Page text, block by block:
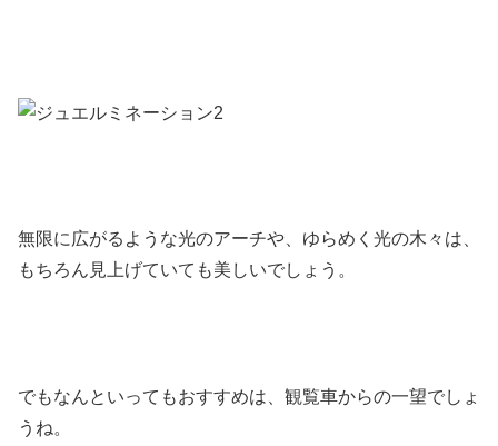
無限に広がるような光のアーチや、ゆらめく光の木々は、
もちろん見上げていても美しいでしょう。
でもなんといってもおすすめは、観覧車からの一望でしょ
うね。